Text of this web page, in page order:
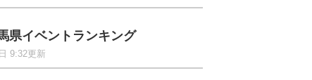
県イベントランキング
9:32更新